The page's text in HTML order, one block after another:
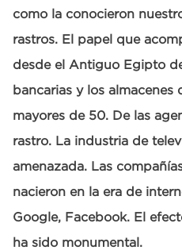
como la conocieron
rastros. El papel que
desde el Antiguo Egipto
bancarias y los almacenes
mayores de 50. De las
rastro. La industria de
amenazada. Las
nacieron en la era de
Google, Facebook. El
ha sido monumental.